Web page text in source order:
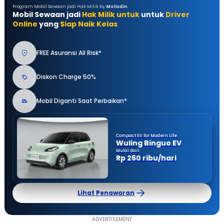
Program Mobil Sewaan jadi Hak Milik by Moladin
Mobil Sewaan jadi Hak Milik untuk untuk Driver
Online yang Siap Naik Kelas
FREE Asuransi All Risk*
Diskon Charge 50%
Mobil Diganti Saat Perbaikan*
Compact EV for Modern Life
Wuling Binguo EV
Mulai dari
Rp 260 ribu/hari
Lihat Penawaran